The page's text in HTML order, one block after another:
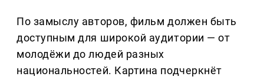
По замыслу авторов, фильм должен быть
доступным для широкой аудитории — от
молодёжи до людей разных
национальностей. Картина подчеркнёт